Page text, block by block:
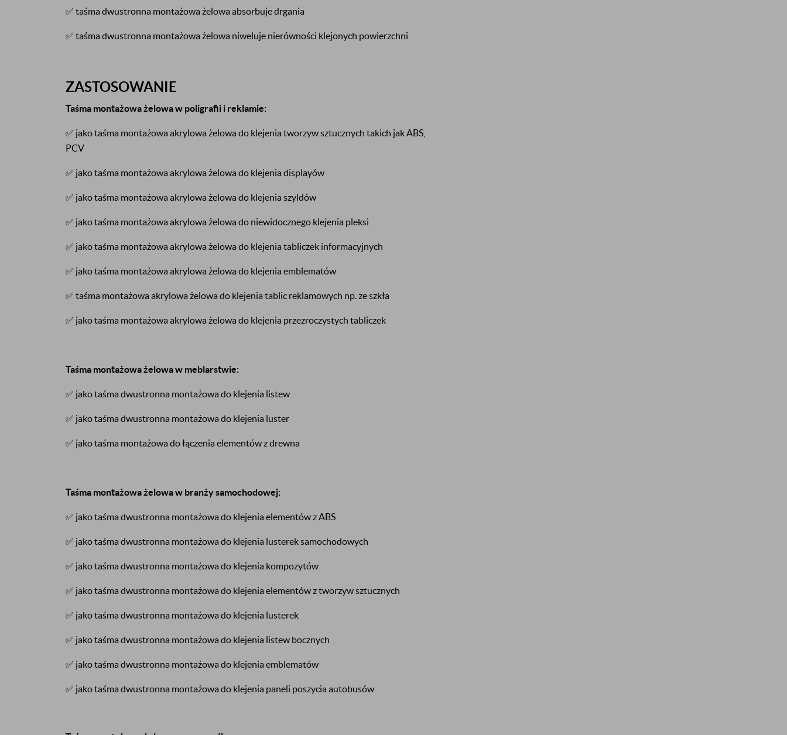
✅ taśma dwustronna montażowa żelowa absorbuje drgania
✅ taśma dwustronna montażowa żelowa niweluje nierówności klejonych powierzchni
ZASTOSOWANIE
Taśma montażowa żelowa w poligrafii i reklamie:
✅ jako taśma montażowa akrylowa żelowa do klejenia tworzyw sztucznych takich jak ABS,
PCV
✅ jako taśma montażowa akrylowa żelowa do klejenia displayów
✅ jako taśma montażowa akrylowa żelowa do klejenia szyldów
✅ jako taśma montażowa akrylowa żelowa do niewidocznego klejenia pleksi
✅ jako taśma montażowa akrylowa żelowa do klejenia tabliczek informacyjnych
✅ jako taśma montażowa akrylowa żelowa do klejenia emblematów
✅ taśma montażowa akrylowa żelowa do klejenia tablic reklamowych np. ze szkła
✅ jako taśma montażowa akrylowa żelowa do klejenia przezroczystych tabliczek
Taśma montażowa żelowa w meblarstwie:
✅ jako taśma dwustronna montażowa do klejenia listew
✅ jako taśma dwustronna montażowa do klejenia luster
✅ jako taśma montażowa do łączenia elementów z drewna
Taśma montażowa żelowa w branży samochodowej:
✅ jako taśma dwustronna montażowa do klejenia elementów z ABS
✅ jako taśma dwustronna montażowa do klejenia lusterek samochodowych
✅ jako taśma dwustronna montażowa do klejenia kompozytów
✅ jako taśma dwustronna montażowa do klejenia elementów z tworzyw sztucznych
✅ jako taśma dwustronna montażowa do klejenia lusterek
✅ jako taśma dwustronna montażowa do klejenia listew bocznych
✅ jako taśma dwustronna montażowa do klejenia emblematów
✅ jako taśma dwustronna montażowa do klejenia paneli poszycia autobusów